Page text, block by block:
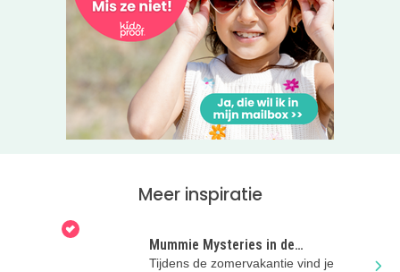
Meer inspiratie
Mummie Mysteries in de
zomervakantie
Tijdens de zomervakantie vind je